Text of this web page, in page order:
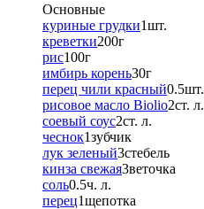
Основные
куриные грудки1шт.
креветки200г
рис100г
имбирь корень30г
перец чили красный0.5шт.
рисовое масло Biolio2ст. л.
соевый соус2ст. л.
чеснок1зубчик
лук зеленый3стебель
кинза свежая3веточка
соль0.5ч. л.
перец1щепотка